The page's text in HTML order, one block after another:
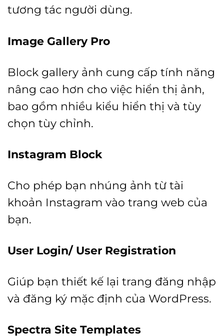
tương tác người dùng.
Image Gallery Pro
Block gallery ảnh cung cấp tính năng
nâng cao hơn cho việc hiển thị ảnh,
bao gồm nhiều kiểu hiển thị và tùy
chọn tùy chỉnh.
Instagram Block
Cho phép bạn nhúng ảnh từ tài
khoản Instagram vào trang web của
bạn.
User Login/ User Registration
Giúp bạn thiết kế lại trang đăng nhập
và đăng ký mặc định của WordPress.
Spectra Site Templates